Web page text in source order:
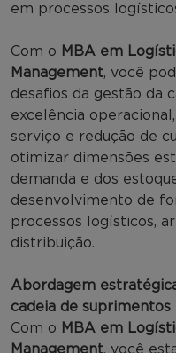
em processos
Com o MBA em
Management, você
desafios da gestão da
excelência
serviço e redução de
otimizar dimensões
demanda e dos
desenvolvimento de
processos logísticos,
distribuição.
Abordagem
cadeia de suprimentos
Com o MBA em
Management, você